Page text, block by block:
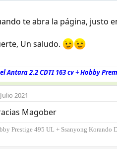
te abra la página, justo
Un saludo.
Antara 2.2 CDTI 163 cv + Hobby
2021
Magober
Prestige 495 UL + Ssanyong Korando